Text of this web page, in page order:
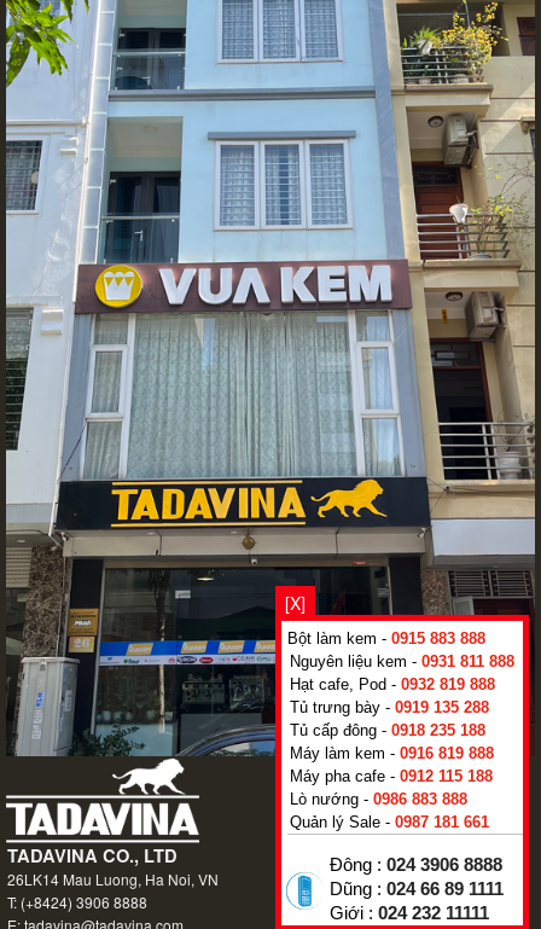
[X]
Bột làm kem - 0915 883 888
Nguyên liệu kem - 0931 811 888
Hạt cafe, Pod - 0932 819 888
Tủ trưng bày - 0919 135 288
Tủ cấp đông - 0918 235 188
Máy làm kem - 0916 819 888
Máy pha cafe - 0912 115 188
Lò nướng - 0986 883 888
Quản lý Sale - 0987 181 661
Đông : 024 3906 8888
Dũng : 024 66 89 1111
Giới : 024 232 11111